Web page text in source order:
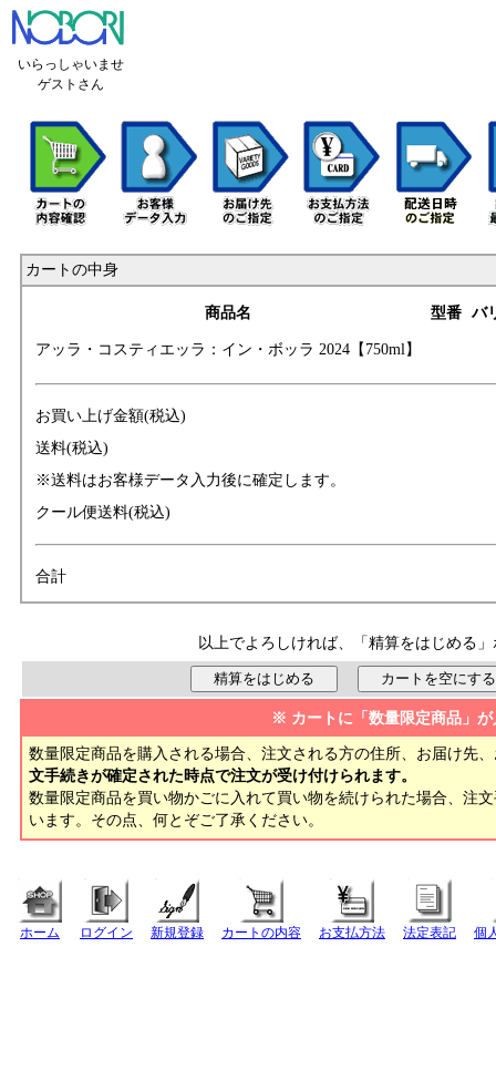
いらっしゃいませ
ゲストさん
カートの中身
商品名 型番 バ
アッラ・コスティ エッラ：イン・ボ ッラ 2024【750ml】
お買い上げ金額(税込)
送料(税込)
※送料はお客様データ入力後に確定します。
クール便送料(税込)
合計
以上でよろしければ、「精算をはじめる
※ カートに「数量限定商品」
数量限定商品を購入される場合、注文される方の住所、お届け先
文手続きが確定された時点で注文が受け付けられます。
数量限定商品を買い物かごに入れて買い物を続けられた場合、注
います。その点、何とぞご了承ください。
ホーム ログイン 新規登録 カートの内容 お支払方法 法定表記 個